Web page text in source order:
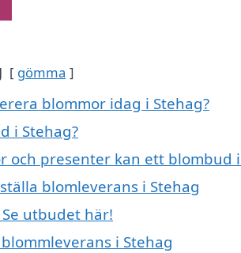
gömma
blommor idag i Stehag?
i Stehag?
och presenter kan ett blombud
blomleverans i Stehag
utbudet här!
i Stehag